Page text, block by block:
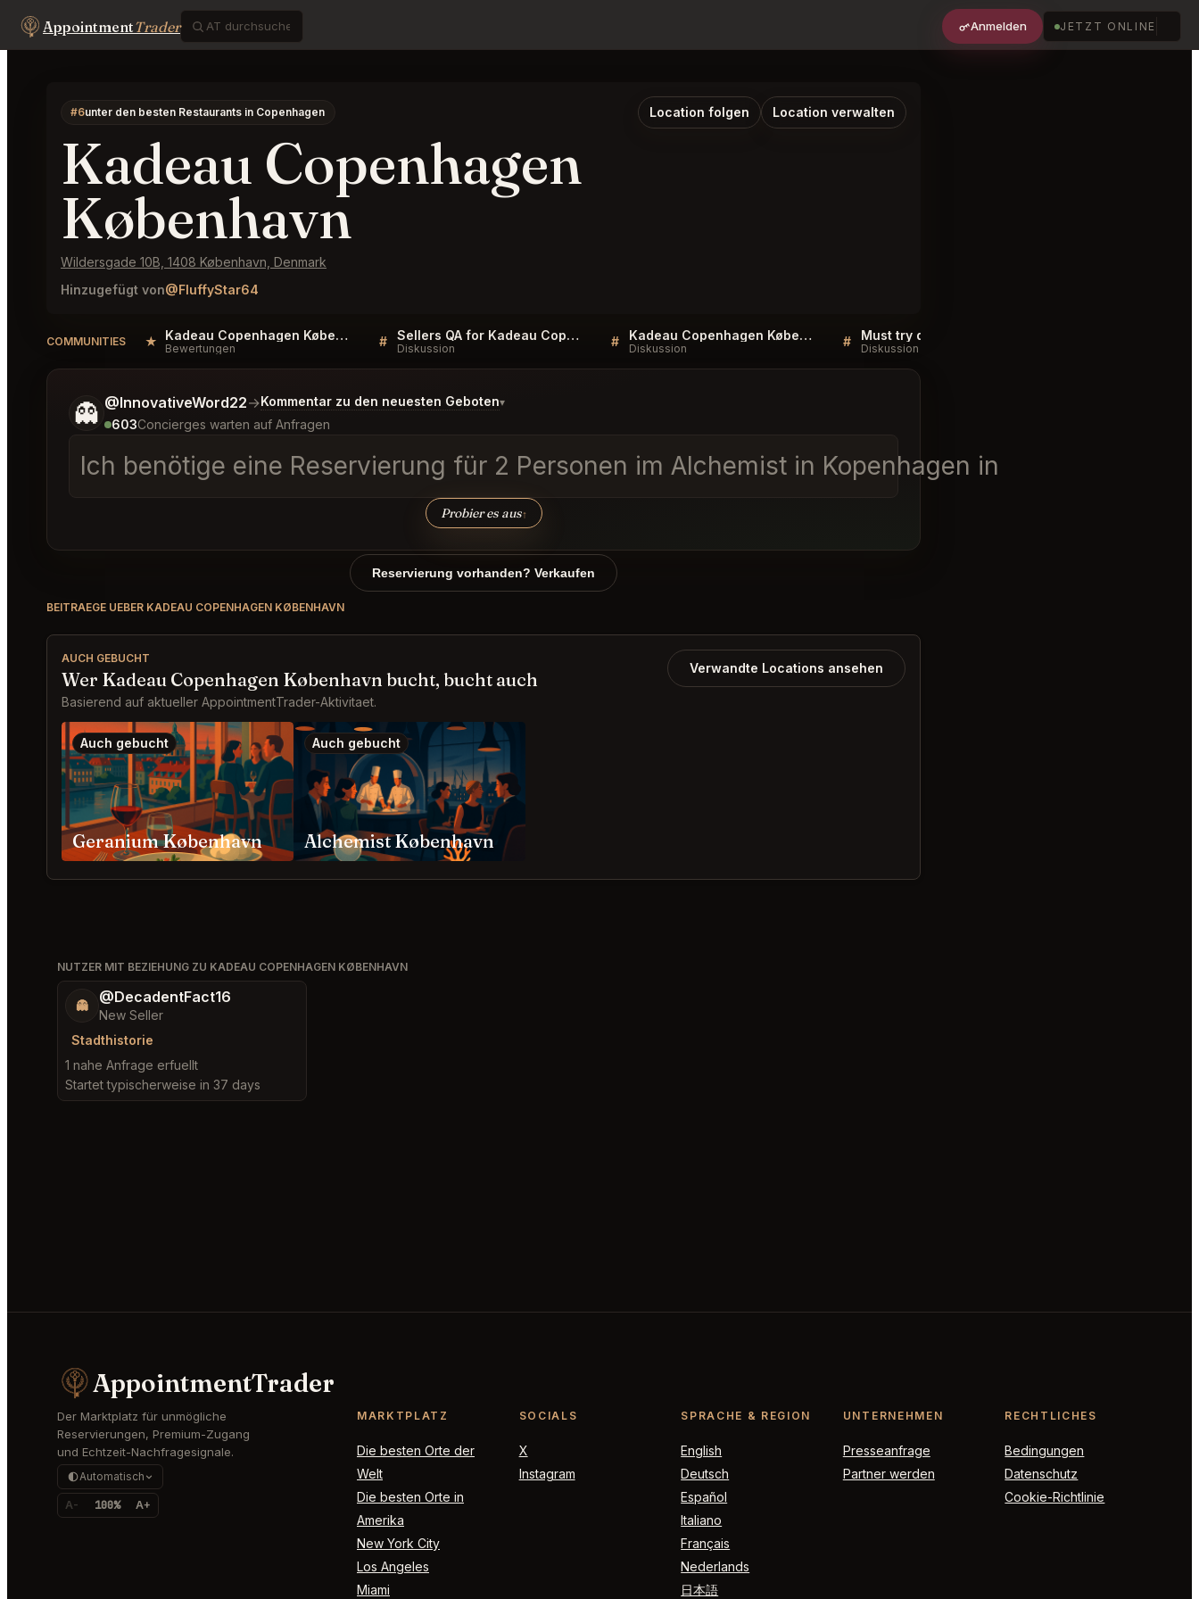
AppointmentTrader Anmelden JETZT ONLINE
#6unter den besten Restaurants in Copenhagen Location folgen Location verwalten
Kadeau Copenhagen
København
Wildersgade 10B, 1408 København, Denmark
Hinzugefügt von@FluffyStar64
COMMUNITIES ★ Kadeau Copenhagen København Reviews
Bewertungen # Sellers QA for Kadeau Copenhagen København
Diskussion # Kadeau Copenhagen København FAQ
Diskussion # Diskussion
👻 @InnovativeWord22→Kommentar zu den neuesten Geboten▾
603Concierges warten auf Anfragen
Ich benötige eine Reservierung für 2 Personen im Alchemist in Kopenhagen in der erste
Probier es aus↑
Sag mir noch etwas genauer, was du möchtest.
Reservierung vorhanden? Verkaufen
BEITRAEGE UEBER KADEAU COPENHAGEN KØBENHAVN
AUCH GEBUCHT
Wer Kadeau Copenhagen København bucht, bucht auch
Basierend auf aktueller AppointmentTrader-Aktivitaet.
Verwandte Locations ansehen
Auch gebucht
Geranium København
Auch gebucht
Alchemist København
NUTZER MIT BEZIEHUNG ZU KADEAU COPENHAGEN KØBENHAVN
👻 @DecadentFact16
New Seller
Stadthistorie
1 nahe Anfrage erfuellt
Startet typischerweise in 37 days
AppointmentTrader
Der Marktplatz für unmögliche
Reservierungen, Premium-Zugang
und Echtzeit-Nachfragesignale.
Automatisch
A- 100% A+
MARKTPLATZ
Die besten Orte der
Welt
Die besten Orte in
Amerika
New York City
Los Angeles
Miami
SOCIALS
X
Instagram
SPRACHE & REGION
English
Deutsch
Español
Italiano
Français
Nederlands
日本語
UNTERNEHMEN
Presseanfrage
Partner werden
RECHTLICHES
Bedingungen
Datenschutz
Cookie-Richtlinie